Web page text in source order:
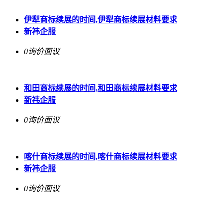
伊犁商标续展的时间,伊犁商标续展材料要求
新祎企服
0询价面议
和田商标续展的时间,和田商标续展材料要求
新祎企服
0询价面议
喀什商标续展的时间,喀什商标续展材料要求
新祎企服
0询价面议